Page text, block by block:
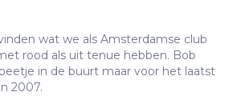
wat we als Amsterdamse club
rood als uit tenue hebben. Bob
in de buurt maar voor het laatst
2007.